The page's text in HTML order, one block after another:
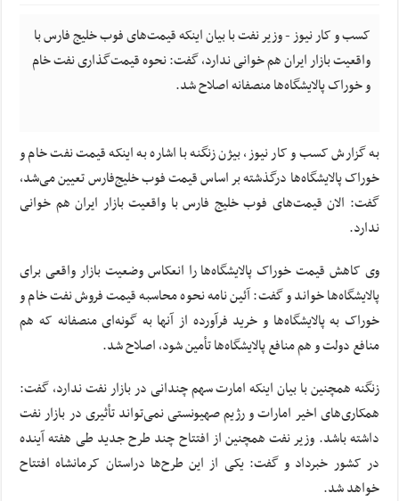
کسب و کار نیوز - وزیر نفت با بیان اینکه قیمت‌های فوب خلیج فارس با
واقعیت بازار ایران هم خوانی ندارد، گفت: نحوه قیمت‌گذاری نفت خام
و خوراک پالایشگاه‌ها منصفانه اصلاح شد.
به گزارش کسب و کار نیوز، بیژن زنگنه با اشاره به اینکه قیمت نفت خام و
خوراک پالایشگاه‌ها درگذشته بر اساس قیمت فوب خلیج‌فارس تعیین می‌شد،
گفت: الان قیمت‌های فوب خلیج فارس با واقعیت بازار ایران هم خوانی
ندارد.
وی کاهش قیمت خوراک پالایشگاه‌ها را انعکاس وضعیت بازار واقعی برای
پالایشگاه‌ها خواند و گفت: آئین نامه نحوه محاسبه قیمت فروش نفت خام و
خوراک به پالایشگاه‌ها و خرید فرآورده از آنها به گونه‌ای منصفانه که هم
منافع دولت و هم منافع پالایشگاه‌ها تأمین شود، اصلاح شد.
زنگنه همچنین با بیان اینکه امارت سهم چندانی در بازار نفت ندارد، گفت:
همکاری‌های اخیر امارات و رژیم صهیونستی نمی‌تواند تأثیری در بازار نفت
داشته باشد. وزیر نفت همچنین از افتتاح چند طرح جدید طی هفته آینده
در کشور خبرداد و گفت: یکی از این طرح‌ها دراستان کرمانشاه افتتاح
خواهد شد.